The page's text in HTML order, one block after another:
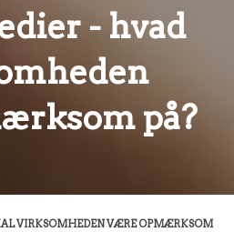
- hvad
på?
VIRKSOMHEDEN VÆRE OPMÆRKSOM